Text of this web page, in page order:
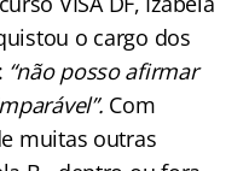
o cargo dos
“não posso afirmar
Com
muitas outras